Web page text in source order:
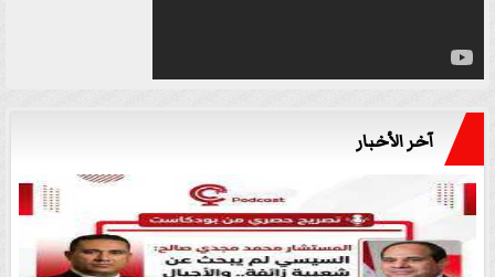
آخر الأخبار